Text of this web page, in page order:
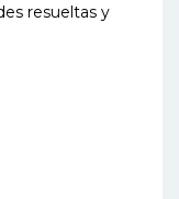
resueltas y